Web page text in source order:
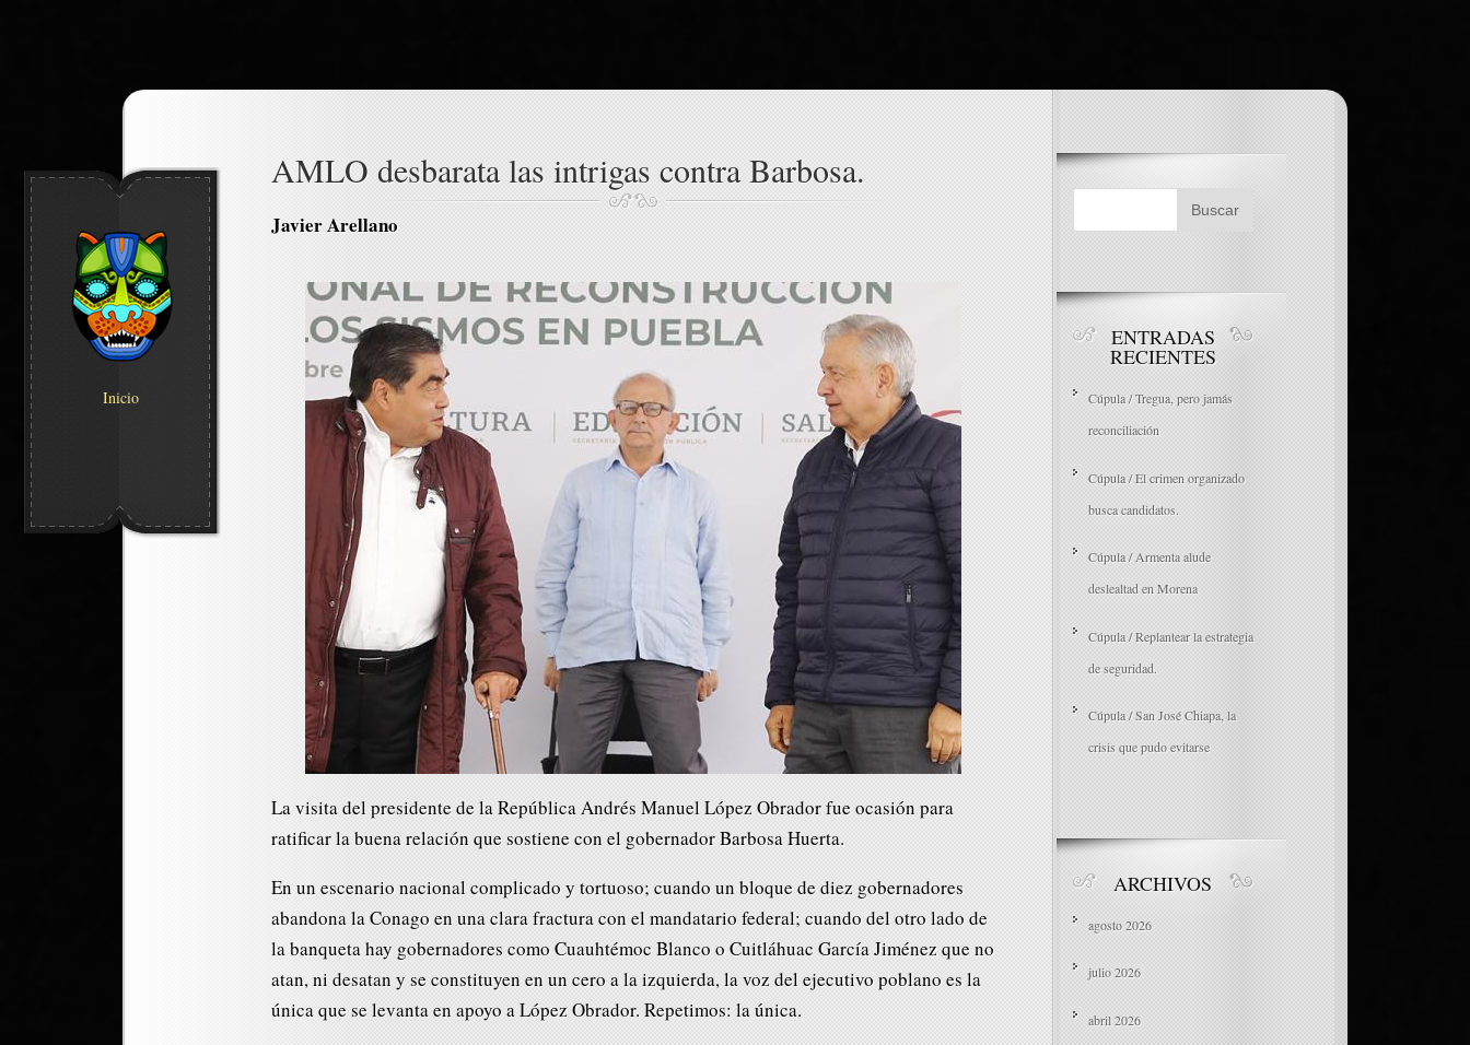
Inicio
AMLO desbarata las intrigas contra Barbosa.
Javier Arellano
La visita del presidente de la República Andrés Manuel López Obrador fue ocasión para
ratificar la buena relación que sostiene con el gobernador Barbosa Huerta.
En un escenario nacional complicado y tortuoso; cuando un bloque de diez gobernadores
abandona la Conago en una clara fractura con el mandatario federal; cuando del otro lado de
la banqueta hay gobernadores como Cuauhtémoc Blanco o Cuitláhuac García Jiménez que no
atan, ni desatan y se constituyen en un cero a la izquierda, la voz del ejecutivo poblano es la
única que se levanta en apoyo a López Obrador. Repetimos: la única.
ENTRADAS
RECIENTES
Cúpula / Tregua, pero jamás
reconciliación
Cúpula / El crimen organizado
busca candidatos.
Cúpula / Armenta alude
deslealtad en Morena
Cúpula / Replantear la estrategia
de seguridad.
Cúpula / San José Chiapa, la
crisis que pudo evitarse
ARCHIVOS
agosto 2026
julio 2026
abril 2026